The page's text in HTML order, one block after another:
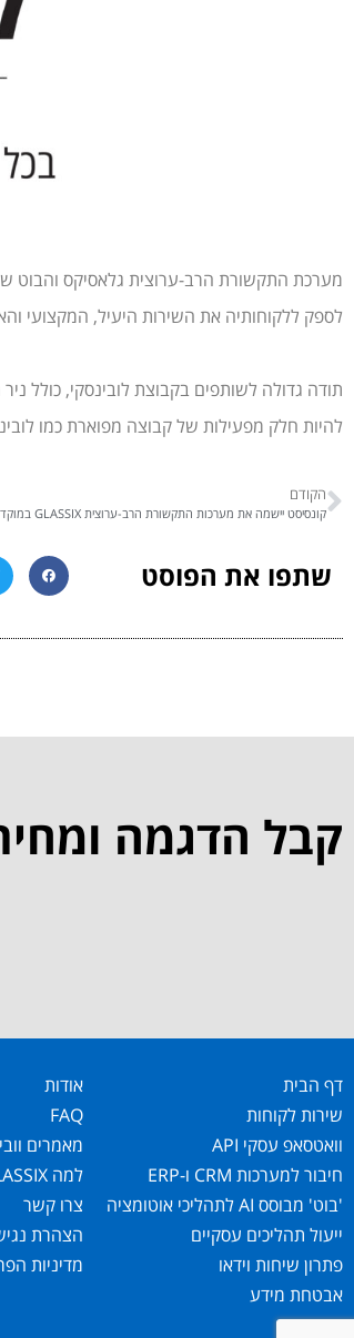
מערכת התקשורת הרב-ערוצית גלאסיקס והבוט
לספק ללקוחותיה את השירות היעיל, המקצועי
תודה גדולה לשותפים בקבוצת לובינסקי, כולל
להיות חלק מפעילות של קבוצה מפוארת כמו
הקודם
שתפו את הפוסט
קבל הדגמה
דף הבית
שירות לקוחות
וואטסאפ עסקי API
חיבור למערכות CRM ו-ERP
'בוט' מבוסס AI לתהליכי אוטומציה
ייעול תהליכים עסקיים
פתרון שיחות וידאו
אבטחת מידע
אודות
FAQ
מאמרים
למה GLASSIX? תשאלו את המשתמשים!
צרו קשר
הצהרת
מדיניות